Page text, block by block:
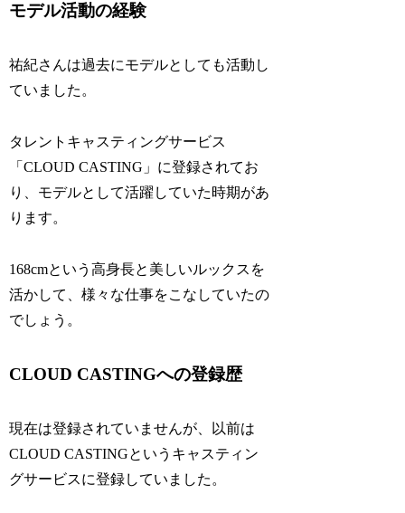
モデル活動の経験
祐紀さんは過去にモデルとしても活動し
ていました。
タレントキャスティングサービス
「CLOUD CASTING」に登録されてお
り、モデルとして活躍していた時期があ
ります。
168cmという高身長と美しいルックスを
活かして、様々な仕事をこなしていたの
でしょう。
CLOUD CASTINGへの登録歴
現在は登録されていませんが、以前は
CLOUD CASTINGというキャスティン
グサービスに登録していました。